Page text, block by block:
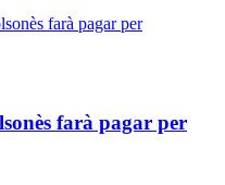
farà pagar per